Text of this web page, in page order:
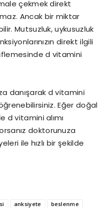
çekmek direkt
Ancak bir miktar
Mutsuzluk, uykusuzluk
direkt ilgili
d vitamini
danışarak d vitamini
Eğer doğal
d vitamini alımı
doktorunuza
ile hızlı bir şekilde
anksiyete
beslenme